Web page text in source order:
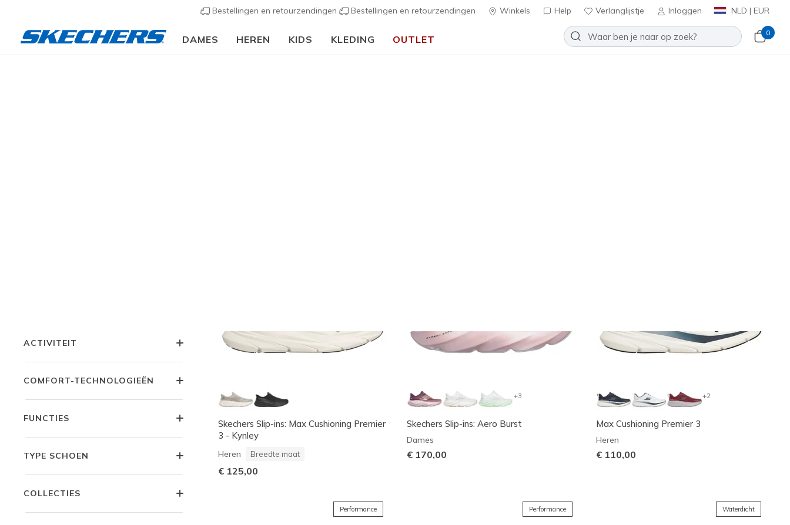
Bestellingen en retourzendingen Bestellingen en retourzendingen Winkels Help Verlanglijstje Inloggen NLD | EUR
DAMES HEREN KIDS KLEDING OUTLET
0
ACTIVITEIT
COMFORT-TECHNOLOGIEËN
FUNCTIES
TYPE SCHOEN
COLLECTIES
Skechers Slip-ins: Max Cushioning Premier
3 - Kynley
Heren Breedte maat
€ 125,00
+3
Skechers Slip-ins: Aero Burst
Dames
€ 170,00
+2
Max Cushioning Premier 3
Heren
€ 110,00
Performance Performance Waterdicht